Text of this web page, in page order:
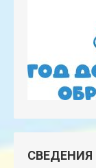
СВЕДЕНИЯ